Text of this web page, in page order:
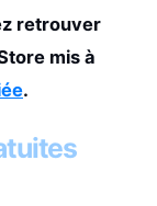
retrouver
mis à
.